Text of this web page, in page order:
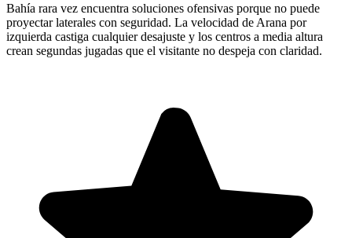
Bahía rara vez encuentra soluciones ofensivas porque no puede
proyectar laterales con seguridad. La velocidad de Arana por
izquierda castiga cualquier desajuste y los centros a media altura
crean segundas jugadas que el visitante no despeja con claridad.